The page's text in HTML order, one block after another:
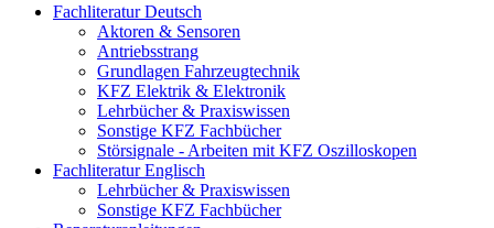
Fachliteratur Deutsch
Aktoren & Sensoren
Antriebsstrang
Grundlagen Fahrzeugtechnik
KFZ Elektrik & Elektronik
Lehrbücher & Praxiswissen
Sonstige KFZ Fachbücher
Störsignale - Arbeiten mit KFZ Oszilloskopen
Fachliteratur Englisch
Lehrbücher & Praxiswissen
Sonstige KFZ Fachbücher